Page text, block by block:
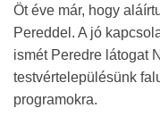
Öt éve már, hogy
Pereddel. A jó
ismét Peredre látogat
testvértelepülésünk
programokra.